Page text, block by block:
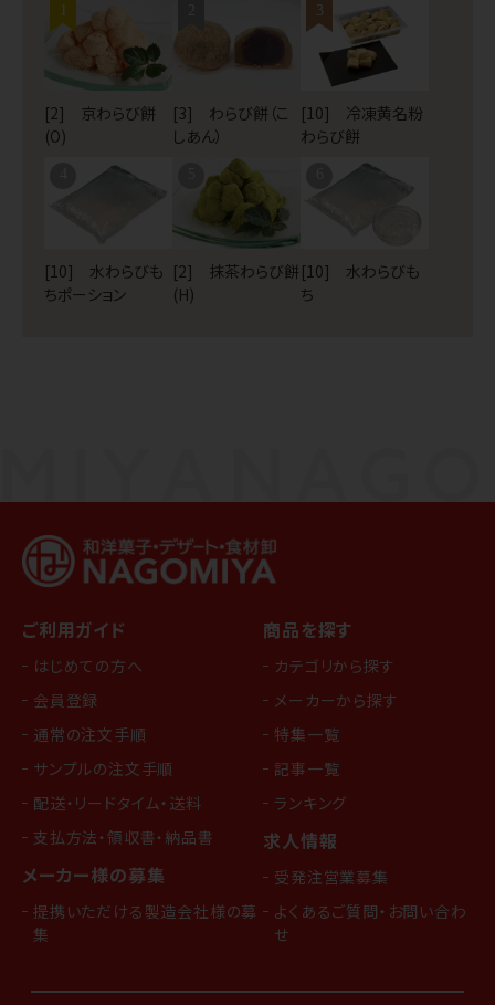
1
[2] 京わらび餅
(O)
[3] わらび餅（こ
しあん）
3
[10] 冷凍黄名粉
わらび餅
[10] 水わらびも
ちポーション
[2] 抹茶わらび餅
(H)
[10] 水わらびも
ち
ご利用ガイド
はじめての方へ
会員登録
通常の注文手順
サンプルの注文手順
配送・リードタイム・送料
支払方法・領収書・納品書
メーカー様の募集
提携いただける製造会社様の募
集
商品を探す
カテゴリから探す
メーカーから探す
特集一覧
記事一覧
ランキング
求人情報
受発注営業募集
よくあるご質問・お問い合わ
せ